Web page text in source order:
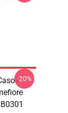
-
-20%